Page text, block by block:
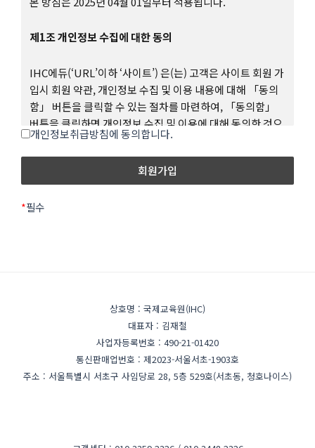
① 회사는 서비스의 가입 과정에 본 약관을 게시합니다.
② 회사는 관련법에 위배되지 않는 범위에서 본 약관을 변경
할 수 있습니다.
③ 회원은 회사가 전항에 따라 변경하는 약관에 동의하지 않
을 권리가 있으며, 이 경우 회원은 회사에서 제공하는 서비스
이용 중단 및 탈퇴 의사를 표시하고 서비스 이용 종료를 요청
할 수 있습니다. 다만, 회사가 회원에게 변경된 약관의 내용
을 통보하면서 회원에게 "7일 이내 의사 표시를 하지 않을 경
우 의사 표시가 표명된 것으로 본다는 뜻"을 명확히 통지하
① 회사는 제공하는 개별 서비스에 대해서 별도의 이용약관
및 정책을 둘 수 있으며, 해당 내용이 이 약관과 상충할 경우
개별 서비스의 이용약관을 우선하여 적용합니다.
② 본 약관에 명시되지 않은 사항이 관계법령에 규정되어 있
제1조 개인정보 수집에 대한 동의
IHC에듀(‘URL’이하 ‘사이트’) 은(는) 고객은 사이트 회원 가
입시 회원 약관, 개인정보 수집 및 이용 내용에 대해 「동의
함」 버튼을 클릭할 수 있는 절차를 마련하여, 「동의함」
버튼을 클릭하면 개인정보 수집 및 이용에 대해 동의한 것으
로 봅니다.
제2조 개인정보의 수집 항목 및 이용 목적
"개인정보"는 생존하는 개인에 관한 정보로서 해당 정보에
사이트가 고객의 개인정보를 수집 이용하는 목적은 다음과
일반 회원정보
개인정보취급방침에 동의합니다.
*필수
상호명 : 국제교육원(IHC)
대표자 : 김재철
사업자등록번호 : 490-21-01420
통신판매업번호 : 제2023-서울서초-1903호
주소 : 서울특별시 서초구 사임당로 28, 5층 529호(서초동, 청호나이스)